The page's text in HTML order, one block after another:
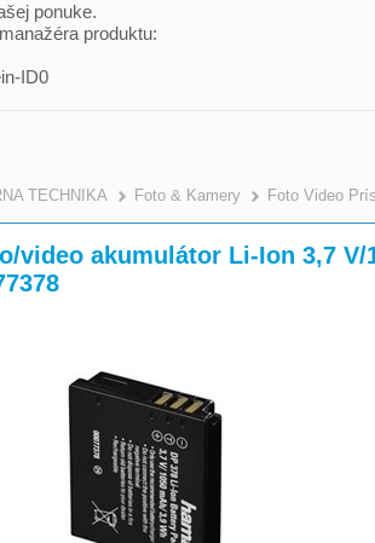
ponuke.
produktu:
ID0
TECHNIKA >
Foto & Kamery Foto Video
video akumulátor Li-Ion 3,7 V/